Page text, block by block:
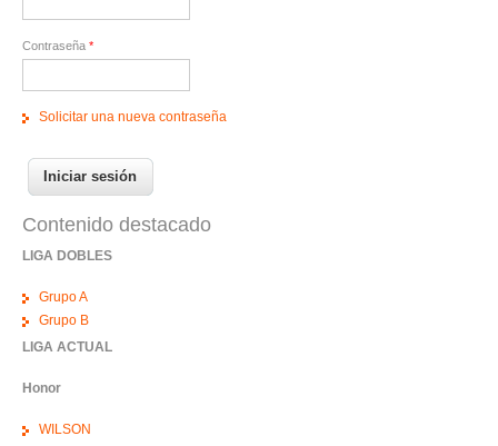
Contraseña *
Solicitar una nueva contraseña
Contenido destacado
LIGA DOBLES
Grupo A
Grupo B
LIGA ACTUAL
Honor
WILSON